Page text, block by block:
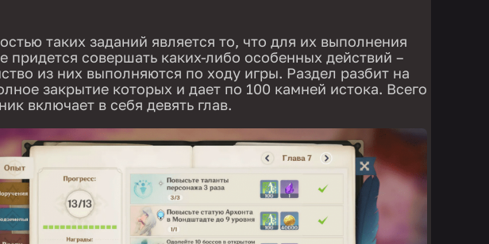
таких заданий является то, что для их выполнения
придется совершать каких-либо особенных действий –
из них выполняются по ходу игры. Раздел разбит на
закрытие которых и дает по 100 камней истока. Всего
включает в себя девять глав.